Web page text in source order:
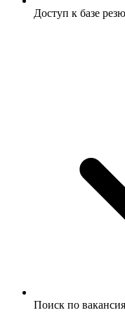
Доступ к базе
Поиск по